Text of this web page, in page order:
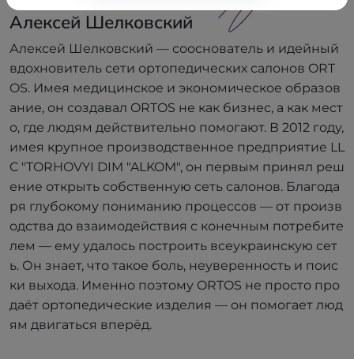
Алексей Шелковский
Алексей Шелковский — сооснователь и идейный
вдохновитель сети ортопедических салонов ORT
OS. Имея медицинское и экономическое образов
ание, он создавал ORTOS не как бизнес, а как мест
о, где людям действительно помогают. В 2012 году,
имея крупное производственное предприятие LL
C "TORHOVYI DIM "ALKOM", он первым принял реш
ение открыть собственную сеть салонов. Благода
ря глубокому пониманию процессов — от произв
одства до взаимодействия с конечным потребите
лем — ему удалось построить всеукраинскую сет
ь. Он знает, что такое боль, неуверенность и поис
ки выхода. Именно поэтому ORTOS не просто про
даёт ортопедические изделия — он помогает люд
ям двигаться вперёд.